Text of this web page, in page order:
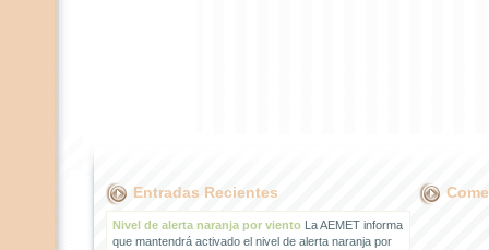
Entradas Recientes
Nivel de alerta naranja por vientoLa AEMET informa
que mantendrá activado el nivel de alerta naranja por